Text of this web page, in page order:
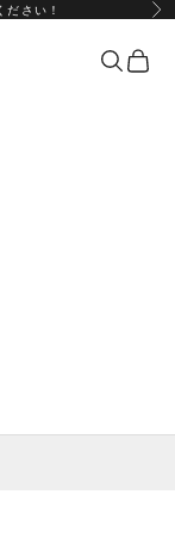
ださい！ 次
検索カー